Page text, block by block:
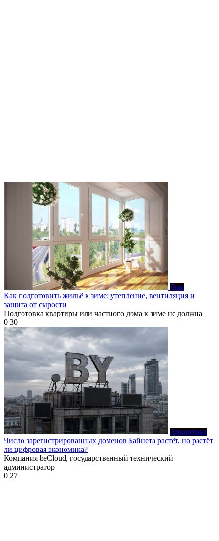
Дом
Как подготовить жильё к зиме: утепление, вентиляция и
защита от сырости
Подготовка квартиры или частного дома к зиме не должна
0 30
Аналитика
Число зарегистрированных доменов Байнета растёт, но растёт
ли цифровая экономика?
Компания beCloud, государственный технический
администратор
0 27